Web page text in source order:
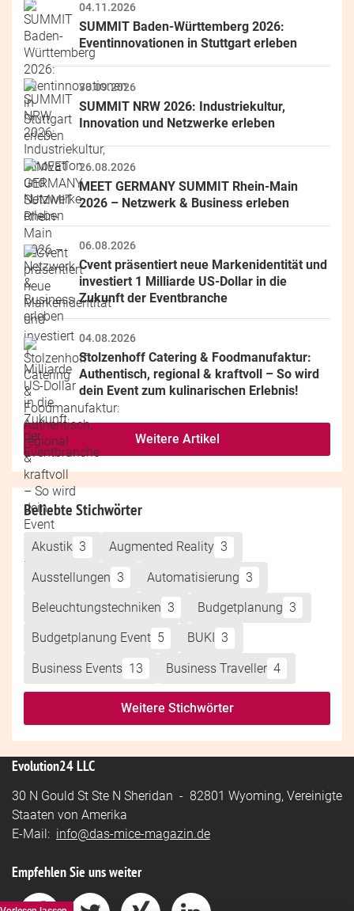
04.11.2026
SUMMIT Baden-Württemberg 2026:
Eventinnovationen in Stuttgart erleben
30.09.2026
SUMMIT NRW 2026: Industriekultur,
Innovation und Netzwerke erleben
26.08.2026
MEET GERMANY SUMMIT Rhein-Main
2026 – Netzwerk & Business erleben
06.08.2026
Cvent präsentiert neue Markenidentität und
investiert 1 Milliarde US-Dollar in die
Zukunft der Eventbranche
04.08.2026
Stolzenhoff Catering & Foodmanufaktur:
Authentisch, regional & kraftvoll – So wird
dein Event zum kulinarischen Erlebnis!
Weitere Artikel
Beliebte Stichwörter
Akustik 3 Augmented Reality 3
Ausstellungen 3 Automatisierung 3
Beleuchtungstechniken 3 Budgetplanung 3
Budgetplanung Event 5 BUKI 3
Business Events 13 Business Traveller 4
Weitere Stichwörter
Evolution24 LLC
30 N Gould St Ste N Sheridan - 82801 Wyoming, Vereinigte
Staaten von Amerika
E-Mail: info@das-mice-magazin.de
Empfehlen Sie uns weiter